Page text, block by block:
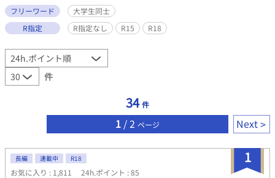
フリーワード
大学生同士
R指定
R指定なし R15 R18
件
34 件
1 / 2 ページ Next
1
長編 連載中 R18
お気に入り : 1,811 24h.ポイント : 85